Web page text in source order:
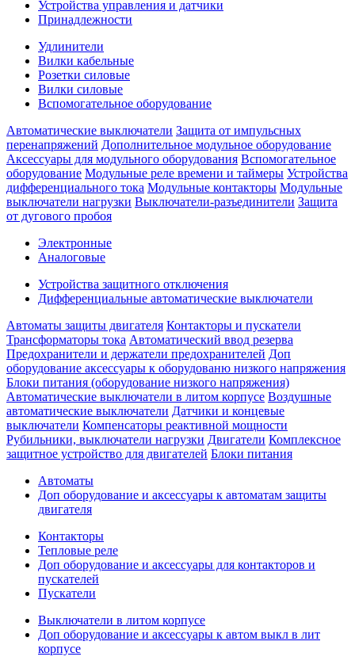
Устройства управления и датчики
Принадлежности
Удлинители
Вилки кабельные
Розетки силовые
Вилки силовые
Вспомогательное оборудование
Автоматические выключатели Защита от импульсных
перенапряжений Дополнительное модульное оборудование
Аксессуары для модульного оборудования Вспомогательное
оборудование Модульные реле времени и таймеры Устройства
дифференциального тока Модульные контакторы Модульные
выключатели нагрузки Выключатели-разъединители Защита
от дугового пробоя
Электронные
Аналоговые
Устройства защитного отключения
Дифференциальные автоматические выключатели
Автоматы защиты двигателя Контакторы и пускатели
Трансформаторы тока Автоматический ввод резерва
Предохранители и держатели предохранителей Доп
оборудование аксессуары к оборудованю низкого напряжения
Блоки питания (оборудование низкого напряжения)
Автоматические выключатели в литом корпусе Воздушные
автоматические выключатели Датчики и концевые
выключатели Компенсаторы реактивной мощности
Рубильники, выключатели нагрузки Двигатели Комплексное
защитное устройство для двигателей Блоки питания
Автоматы
Доп оборудование и аксессуары к автоматам защиты
двигателя
Контакторы
Тепловые реле
Доп оборудование и аксессуары для контакторов и
пускателей
Пускатели
Выключатели в литом корпусе
Доп оборудование и аксессуары к автом выкл в лит
корпусе